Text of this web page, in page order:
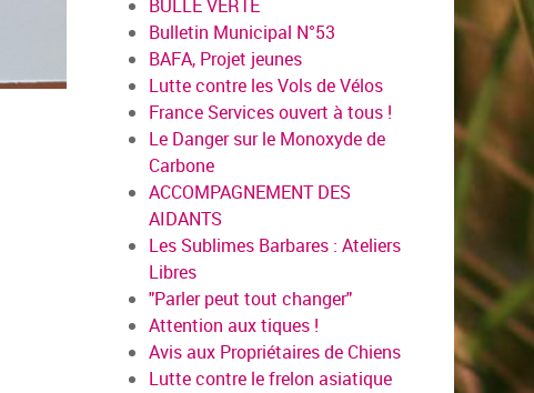
BULLE VERTE
Bulletin Municipal N°53
BAFA, Projet jeunes
Lutte contre les Vols de Vélos
France Services ouvert à tous !
Le Danger sur le Monoxyde de
Carbone
ACCOMPAGNEMENT DES
AIDANTS
Les Sublimes Barbares : Ateliers
Libres
"Parler peut tout changer"
Attention aux tiques !
Avis aux Propriétaires de Chiens
Lutte contre le frelon asiatique